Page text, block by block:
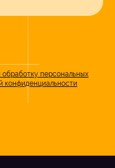
персональных
конфиденциальности